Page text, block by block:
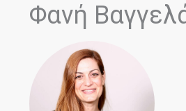
Φανή